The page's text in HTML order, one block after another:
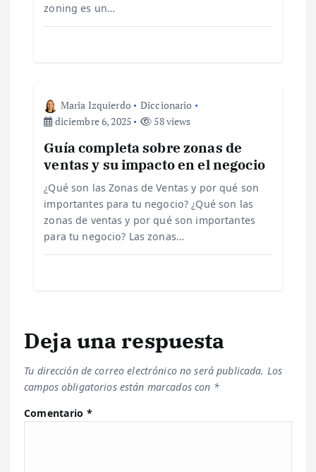
zoning es un…
Maria Izquierdo
Diccionario
diciembre 6, 2025
58 views
Guía completa sobre zonas de
ventas y su impacto en el negocio
¿Qué son las Zonas de Ventas y por qué son
importantes para tu negocio? ¿Qué son las
zonas de ventas y por qué son importantes
para tu negocio? Las zonas…
Deja una respuesta
Tu dirección de correo electrónico no será publicada. Los
campos obligatorios están marcados con *
Comentario *